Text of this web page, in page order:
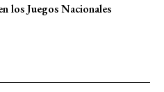
los Juegos Nacionales